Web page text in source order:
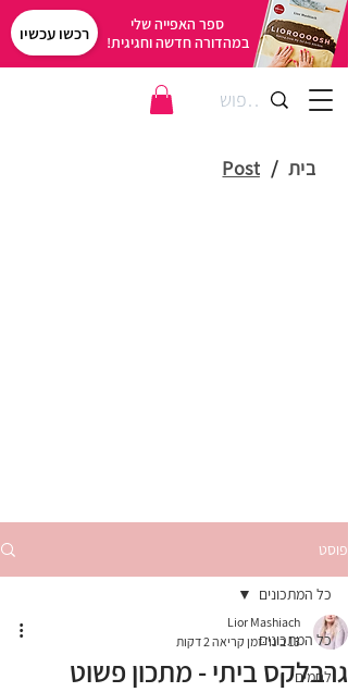
רכשו עכשיו
ספר האפייה שלי
במהדורה חדשה וחגיגית!
בית /
Post
פוסט
כל המתכונים
לחמים
כל המתכונים
גרבלקס ביתי - מתכון פשוט
Lior Mashiach
13 בינו׳
זמן קריאה 2 דקות